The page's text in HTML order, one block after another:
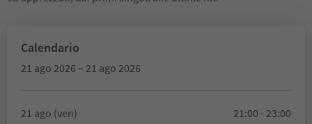
Calendario
21 ago 2026 – 21 ago 2026
21 ago (ven) 21:00 - 23:00